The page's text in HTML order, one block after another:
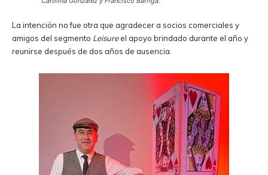
La intención no fue otra que agradecer a socios comerciales y
amigos del segmento Leisureel apoyo brindado durante el año y
reunirse después de dos años de ausencia.